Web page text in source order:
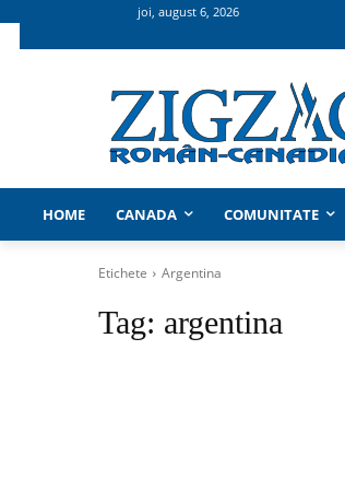
joi, august 6, 2026
HOME CANADA COMUNITATE
Etichete Argentina
Tag: argentina